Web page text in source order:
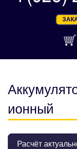
ионный
Расчёт